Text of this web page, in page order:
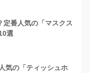
定番人気の「マスクス
選
気の「ティッシュホ